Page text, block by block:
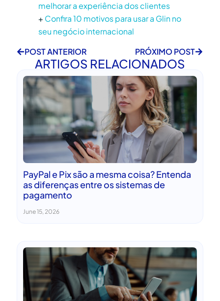
melhorar a experiência dos clientes
+ Confira 10 motivos para usar a Glin no
seu negócio internacional
POST ANTERIOR
PRÓXIMO POST
ARTIGOS RELACIONADOS
PayPal e Pix são a mesma coisa? Entenda
as diferenças entre os sistemas de
pagamento
June 15, 2026